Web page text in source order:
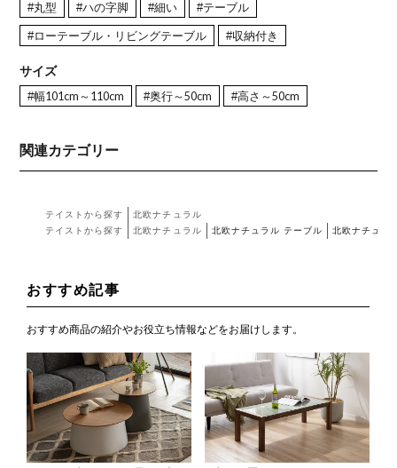
#丸型 #ハの字脚 #細い #テーブル
#ローテーブル・リビングテーブル #収納付き
サイズ
#幅101cm～110cm #奥行～50cm #高さ～50cm
関連カテゴリー
テイストから探す
北欧ナチュラル
テイストから探す
北欧ナチュラル 北欧ナチュラル テーブル 北欧ナチュラ